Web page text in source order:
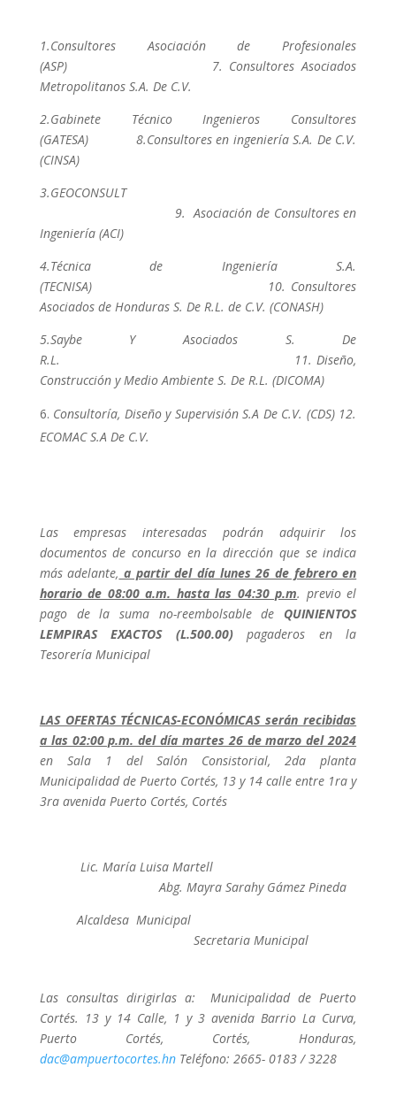
1.Consultores Asociación de Profesionales
(ASP) 7. Consultores Asociados
Metropolitanos S.A. De C.V.
2.Gabinete Técnico Ingenieros Consultores
(GATESA) 8.Consultores en ingeniería S.A. De C.V.
(CINSA)
3.GEOCONSULT
9. Asociación de Consultores en
Ingeniería (ACI)
4.Técnica de Ingeniería S.A.
(TECNISA) 10. Consultores
Asociados de Honduras S. De R.L. de C.V. (CONASH)
5.Saybe Y Asociados S. De
R.L. 11. Diseño,
Construcción y Medio Ambiente S. De R.L. (DICOMA)
Consultoría, Diseño y Supervisión S.A De C.V. (CDS) 12.
ECOMAC S.A De C.V.
Las empresas interesadas podrán adquirir los
documentos de concurso en la dirección que se indica
más adelante, a partir del día lunes 26 de febrero en
horario de 08:00 a.m. hasta las 04:30 p.m. previo el
pago de la suma no-reembolsable de QUINIENTOS
LEMPIRAS EXACTOS (L.500.00)pagaderos en la
Tesorería Municipal
LAS OFERTAS TÉCNICAS-ECONÓMICAS serán recibidas
a las 02:00 p.m. del día martes 26 de marzo del 2024
en Sala 1 del Salón Consistorial, 2da planta
Municipalidad de Puerto Cortés, 13 y 14 calle entre 1ra y
3ra avenida Puerto Cortés, Cortés
Lic. María Luisa Martell
Abg. Mayra Sarahy Gámez Pineda
Alcaldesa Municipal
Secretaria Municipal
Las consultas dirigirlas a: Municipalidad de Puerto
Cortés. 13 y 14 Calle, 1 y 3 avenida Barrio La Curva,
Puerto Cortés, Cortés, Honduras,
dac@ampuertocortes.hnTeléfono: 2665- 0183 / 3228